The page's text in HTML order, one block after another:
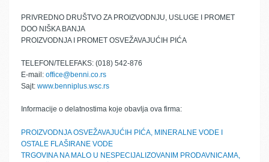
PRIVREDNO DRUŠTVO ZA PROIZVODNJU, USLUGE I PROMET
DOO NIŠKA BANJA
PROIZVODNJA I PROMET OSVEŽAVAJUĆIH PIĆA
TELEFON/TELEFAKS: (018) 542-876
E-mail: office@benni.co.rs
Sajt: www.benniplus.wsc.rs
Informacije o delatnostima koje obavlja ova firma:
PROIZVODNJA OSVEŽAVAJUĆIH PIĆA, MINERALNE VODE I
OSTALE FLAŠIRANE VODE
TRGOVINA NA MALO U NESPECIJALIZOVANIM PRODAVNICAMA,